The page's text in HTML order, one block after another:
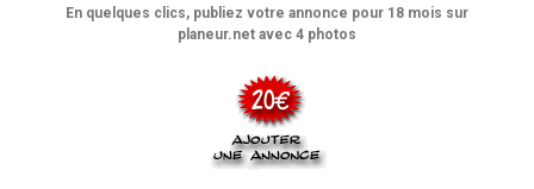
En quelques clics, publiez votre annonce pour 18 mois sur
planeur.net avec 4 photos